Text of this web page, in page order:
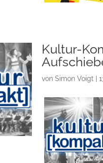
Kultur-
vonSimon Voigt |